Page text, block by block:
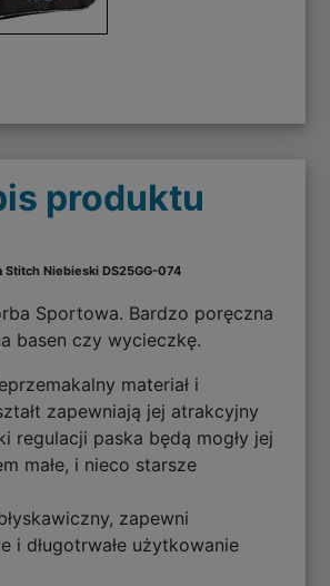
produktu
Stitch Niebieski DS25GG-074
Sportowa. Bardzo poręczna
basen czy wycieczkę.
materiał i
zapewniają jej atrakcyjny
regulacji paska będą mogły jej
małe, i nieco starsze
zapewni
i długotrwałe użytkowanie